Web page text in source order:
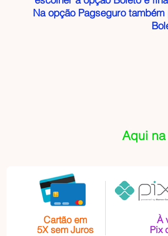
Na opção Pagseguro
Aqui
Cartão em
5X sem Juros
À
Pix